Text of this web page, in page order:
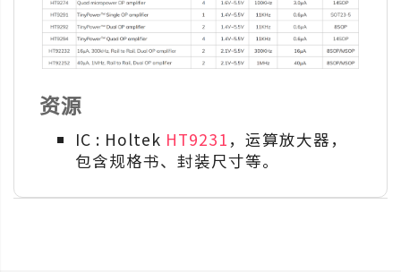
资源
IC : Holtek HT9231 ，运算放大器，
包含规格书、封装尺寸等。